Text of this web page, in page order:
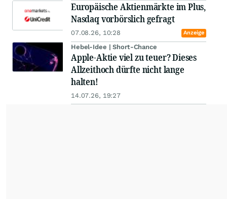
Europäische Aktienmärkte im Plus,
Nasdaq vorbörslich gefragt
07.08.26, 10:28 Anzeige
Hebel-Idee | Short-Chance
Apple-Aktie viel zu teuer? Dieses
Allzeithoch dürfte nicht lange
halten!
14.07.26, 19:27